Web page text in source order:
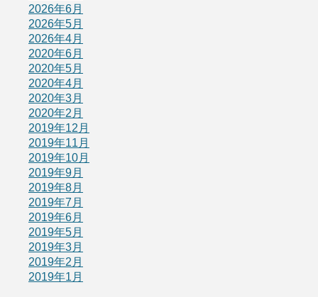
2026年6月
2026年5月
2026年4月
2020年6月
2020年5月
2020年4月
2020年3月
2020年2月
2019年12月
2019年11月
2019年10月
2019年9月
2019年8月
2019年7月
2019年6月
2019年5月
2019年3月
2019年2月
2019年1月